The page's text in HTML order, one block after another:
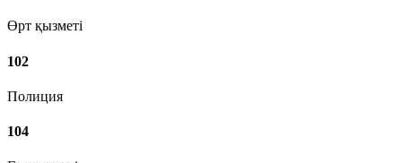
Өрт қызметі
102
Полиция
104